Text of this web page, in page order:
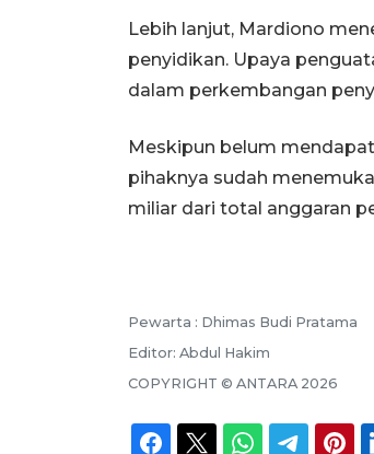
Lebih lanjut, Mardiono
penyidikan. Upaya
dalam perkembangan
Meskipun belum
pihaknya sudah
miliar dari total anggaran
Pewarta : Dhimas Budi Pratama
Editor: Abdul Hakim
COPYRIGHT © ANTARA 2026